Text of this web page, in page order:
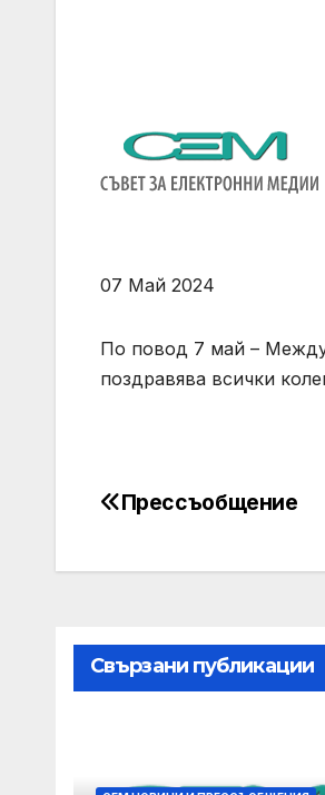
07 Май 2024
По повод 7 май –
поздравява всички
Post
Прессъобщение
Свързани публикации